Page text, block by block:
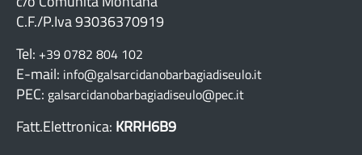
C.F./P.Iva 93036370919
Tel: +39 0782 804 102
E-mail: info@galsarcidanobarbagiadiseulo.it
PEC: galsarcidanobarbagiadiseulo@pec.it
Fatt.Elettronica: KRRH6B9